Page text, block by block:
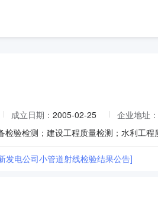
成立日期： 2005-02-25 企业地址：
发电公司小管道射线检验结果公告]